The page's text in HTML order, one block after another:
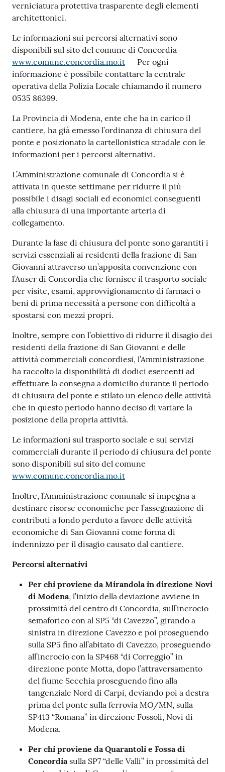
verniciatura protettiva trasparente degli elementi
architettonici.
Le informazioni sui percorsi alternativi sono
disponibili sul sito del comune di Concordia
www.comune.concordia.mo.it
Per ogni
informazione è possibile contattare la centrale
operativa della Polizia Locale chiamando il numero
0535 86399.
La Provincia di Modena, ente che ha in carico il
cantiere, ha già emesso l’ordinanza di chiusura del
ponte e posizionato la cartellonistica stradale con le
informazioni per i percorsi alternativi.
L’Amministrazione comunale di Concordia si è
attivata in queste settimane per ridurre il più
possibile i disagi sociali ed economici conseguenti
alla chiusura di una importante arteria di
collegamento.
Durante la fase di chiusura del ponte sono garantiti i
servizi essenziali ai residenti della frazione di San
Giovanni attraverso un’apposita convenzione con
l’Auser di Concordia che fornisce il trasporto sociale
per visite, esami, approvvigionamento di farmaci o
beni di prima necessità a persone con difficoltà a
spostarsi con mezzi propri.
Inoltre, sempre con l’obiettivo di ridurre il disagio dei
residenti della frazione di San Giovanni e delle
attività commerciali concordiesi, l’Amministrazione
ha raccolto la disponibilità di dodici esercenti ad
effettuare la consegna a domicilio durante il periodo
di chiusura del ponte e stilato un elenco delle attività
che in questo periodo hanno deciso di variare la
posizione della propria attività.
Le informazioni sul trasporto sociale e sui servizi
commerciali durante il periodo di chiusura del ponte
sono disponibili sul sito del comune
www.comune.concordia.mo.it
Inoltre, l’Amministrazione comunale si impegna a
destinare risorse economiche per l’assegnazione di
contributi a fondo perduto a favore delle attività
economiche di San Giovanni come forma di
indennizzo per il disagio causato dal cantiere.
Percorsi alternativi
Per chi proviene da Mirandola in direzione Novi
di Modena, l’inizio della deviazione avviene in
prossimità del centro di Concordia, sull’incrocio
semaforico con al SP5 “di Cavezzo”, girando a
sinistra in direzione Cavezzo e poi proseguendo
sulla SP5 fino all’abitato di Cavezzo, proseguendo
all’incrocio con la SP468 “di Correggio” in
direzione ponte Motta, dopo l’attraversamento
del fiume Secchia proseguendo fino alla
tangenziale Nord di Carpi, deviando poi a destra
prima del ponte sulla ferrovia MO/MN, sulla
SP413 “Romana” in direzione Fossoli, Novi di
Modena.
Per chi proviene da Quarantoli e Fossa di
Concordiasulla SP7 “delle Valli” in prossimità del